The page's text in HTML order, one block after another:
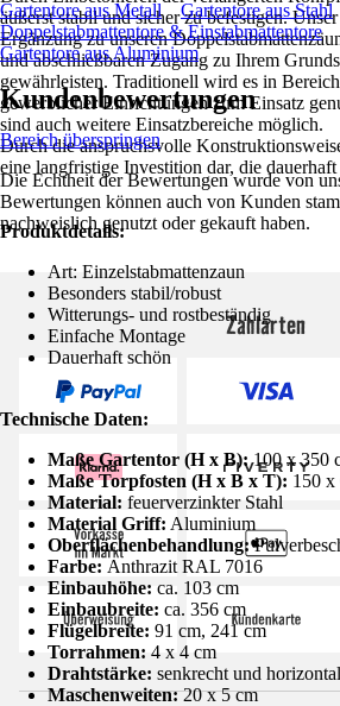
äußerst stabil und sicher zu befestigen.
Ergänzung zu unseren
und abschließbaren Zugang zu Ihrem
gewährleisten. Traditionell wird es in
gewerblicher Einrichtungen zum Einsatz
sind auch weitere Einsatzbereiche möglich.
Durch die anspruchsvolle
eine langfristige Investition dar, die
Produktdetails:
Art: Einzelstabmattenzaun
Besonders stabil/robust
Witterungs- und rostbeständig
Einfache Montage
Dauerhaft schön
Technische Daten:
Maße Gartentor (H x B):100 x 350
Maße Torpfosten (H x B x T): 150 x
Material: feuerverzinkter Stahl
Material Griff: Aluminium
Oberflächenbehandlung:
Farbe: Anthrazit RAL 7016
Einbauhöhe: ca. 103 cm
Einbaubreite: ca. 356 cm
Flügelbreite: 91 cm, 241 cm
Torrahmen: 4 x 4 cm
Drahtstärke: senkrecht und
Maschenweiten:20 x 5 cm
Gartentore aus Metall
Gartentore aus Stahl
Doppelstabmattentore & Einstabmattentore
Gartentore aus Aluminium
Kundenbewertungen
Bereich überspringen
Die Echtheit der Bewertungen wurde von
Bewertungen können auch von Kunden
nachweislich genutzt oder gekauft haben.
Zahlarten